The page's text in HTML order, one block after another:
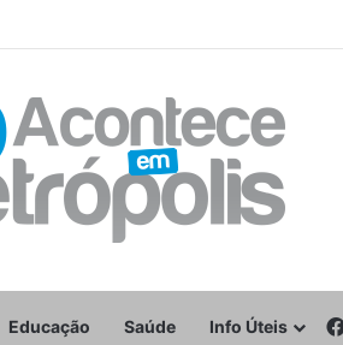
Educação Saúde Info Úteis